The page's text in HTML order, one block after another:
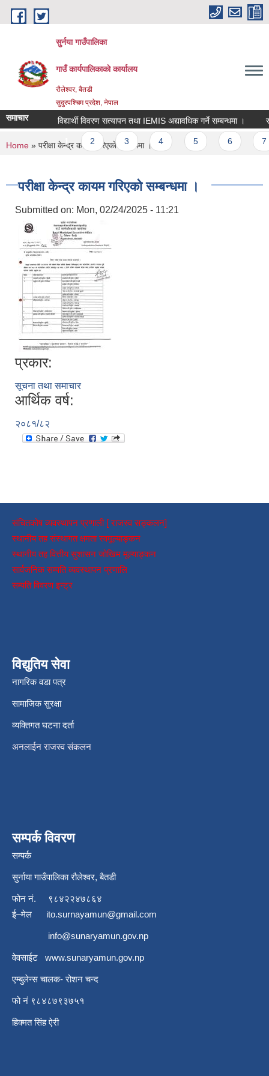
Skip to main content
सुर्नया गाउँपालिका
गाउँ कार्यपालिकाकाे कार्यालय
रौलेश्वर, बैतडी
सुदुरपश्चिम प्रदेश, नेपाल
समाचार विद्यार्थी विवरण सत्यापन तथा IEMIS अद्यावधिक गर्ने सम्बन्धमा ।
Pages
1 2 3 4 5 6 7
You are here
Home » परीक्षा केन्द्र कायम गरिएको सम्बन्धमा ।
परीक्षा केन्द्र कायम गरिएको सम्बन्धमा ।
Submitted on: Mon, 02/24/2025 - 11:21
प्रकार:
सूचना तथा समाचार
आर्थिक वर्ष:
२०८१/८२
संचितकोष व्यवस्थापन प्रणाली [ राजस्व सङ्कलन]
स्थानीय तह संस्थागत क्षमता स्वमूल्याङ्कन
स्थानीय तह वित्तीय सुशासन जोखिम मूल्याङ्कन
सार्वजनिक सम्पति व्यवस्थापन प्रणालि
सम्पति विवरण इन्ट्र
विद्युतिय सेवा
नागरिक वडा पत्र
सामाजिक सुरक्षा
व्यक्तिगत घटना दर्ता
अनलाईन राजस्व संकलन
सम्पर्क विवरण
सम्पर्क
सुर्नाया गाउँपालिका रौलेश्वर, बैतडी
फोन नं.
९८४२२४७८६४
ई–मेल ito.surnayamun@gmail.com
info@sunaryamun.gov.np
वेवसाईट www.sunaryamun.gov.np
एम्बुलेन्स चालक- रोशन चन्द
फो नं ९८४८७९३७५१
हिक्मत सिंह ऐरी